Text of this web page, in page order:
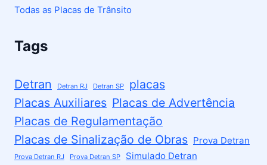
Todas as Placas de Trânsito
Tags
Detran Detran RJ Detran SP
placas
Placas Auxiliares Placas de Advertência
Placas de Regulamentação
Placas de Sinalização de Obras Prova Detran
Prova Detran RJ Prova Detran SP Simulado Detran